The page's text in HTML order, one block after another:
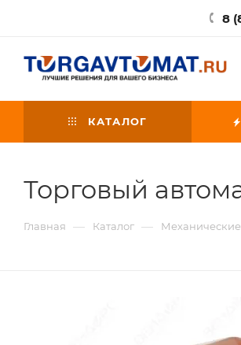
8
КАТАЛОГ
Торговый
Главная — Каталог —